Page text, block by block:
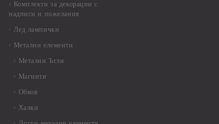
Комплекти за декорации с
надписи и пожелания
Лед лампички
Метални елементи
Метални Ъгли
Магнити
Обков
Халки